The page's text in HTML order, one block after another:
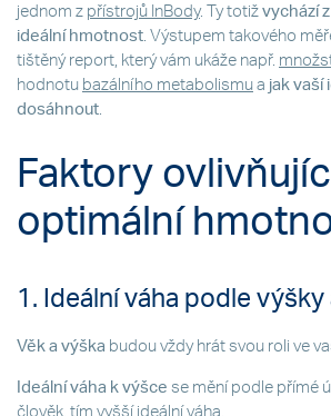
jednom z přístrojů InBody. Ty totiž vychází
ideální hmotnost. Výstupem takového
tištěný report, který vám ukáže např.
hodnotu bazálního metabolismu a jak vaší
dosáhnout.
Faktory
optimální
1. Ideální váha podle výšky
Věk a výška budou vždy hrát svou roli ve
Ideální váha k výšce se mění podle přímé
člověk, tím vyšší ideální váha.